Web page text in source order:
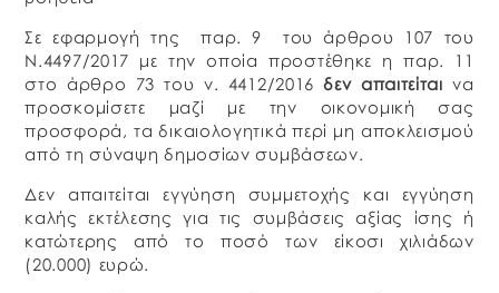
Σε εφαρμογή της παρ. 9 του άρθρου 107 του
Ν.4497/2017 με την οποία προστέθηκε η παρ. 11
στο άρθρο 73 του ν. 4412/2016δεν απαιτείται να
προσκομίσετε μαζί με την οικονομική σας
προσφορά, τα δικαιολογητικά περί μη αποκλεισμού
από τη σύναψη δημοσίων συμβάσεων.
Δεν απαιτείται εγγύηση συμμετοχής και εγγύηση
καλής εκτέλεσης για τις συμβάσεις αξίας ίσης ή
κατώτερης από το ποσό των είκοσι χιλιάδων
(20.000) ευρώ.